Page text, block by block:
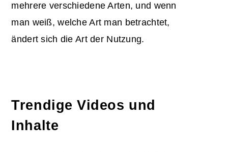
mehrere verschiedene Arten, und wenn
man weiß, welche Art man betrachtet,
ändert sich die Art der Nutzung.
Trendige Videos und
Inhalte